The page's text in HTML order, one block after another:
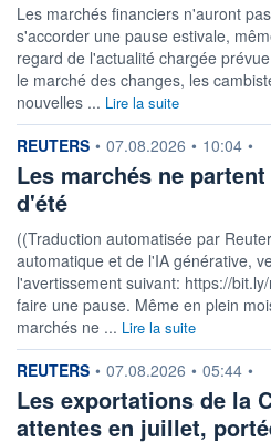
Les marchés financiers n'auront
s'accorder une pause estivale,
regard de l'actualité chargée
le marché des changes, les
nouvelles ... Lire la suite
information fournie par
REUTERS • 07.08.2026 • 10:04 •
Les marchés ne
d'été
((Traduction automatisée par
automatique et de l'IA générative,
l'avertissement suivant: https://
faire une pause. Même en plein
marchés ne ... Lire la suite
information fournie par
REUTERS • 07.08.2026 • 05:44 •
Les exportations de la
attentes en juillet,